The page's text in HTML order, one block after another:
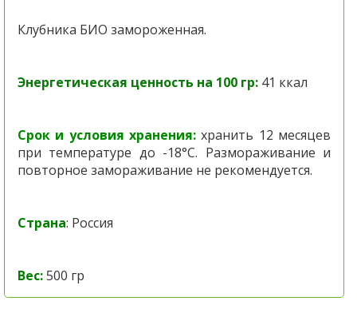
Клубника БИО замороженная.
Энергетическая ценность на 100 гр: 41 ккал
Срок и условия хранения:хранить 12 месяцев
при температуре до -18°C. Размораживание и
повторное замораживание не рекомендуется.
Страна: Россия
Вес:500 гр